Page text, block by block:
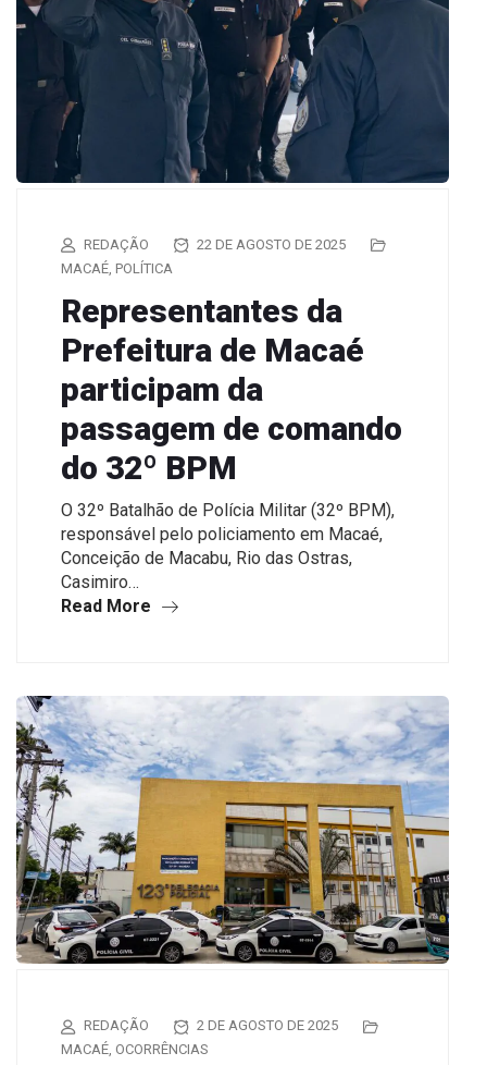
REDAÇÃO
22 DE AGOSTO DE 2025
MACAÉ POLÍTICA
Representantes da
Prefeitura de Macaé
participam da
passagem de comando
do 32º BPM
O 32º Batalhão de Polícia Militar (32º BPM),
responsável pelo policiamento em Macaé,
Conceição de Macabu, Rio das Ostras,
Casimiro…
Read More
REDAÇÃO
2 DE AGOSTO DE 2025
MACAÉ, OCORRÊNCIAS